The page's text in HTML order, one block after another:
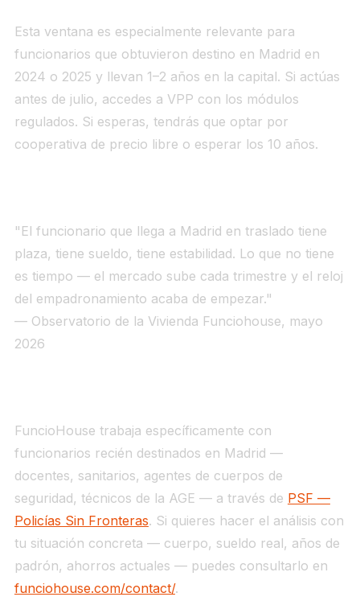
Esta ventana es especialmente relevante para
funcionarios que obtuvieron destino en Madrid en
2024 o 2025 y llevan 1–2 años en la capital. Si actúas
antes de julio, accedes a VPP con los módulos
regulados. Si esperas, tendrás que optar por
cooperativa de precio libre o esperar los 10 años.
"El funcionario que llega a Madrid en traslado tiene
plaza, tiene sueldo, tiene estabilidad. Lo que no tiene
es tiempo — el mercado sube cada trimestre y el reloj
del empadronamiento acaba de empezar."
— Observatorio de la Vivienda Funciohouse, mayo
2026
FuncioHouse trabaja específicamente con
funcionarios recién destinados en Madrid —
docentes, sanitarios, agentes de cuerpos de
seguridad, técnicos de la AGE — a través de PSF —
Policías Sin Fronteras. Si quieres hacer el análisis con
tu situación concreta — cuerpo, sueldo real, años de
padrón, ahorros actuales — puedes consultarlo en
funciohouse.com/contact/.